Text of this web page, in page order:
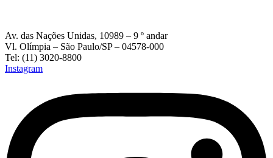
Av. das Nações Unidas, 10989 – 9 º andar
Vl. Olímpia – São Paulo/SP – 04578-000
Tel: (11) 3020-8800
Instagram